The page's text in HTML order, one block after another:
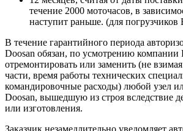
течение 2000 моточасов, в
наступит раньше. (для погрузчиков
В течение гарантийного периода
Doosan обязан, по усмотрению компании
отремонтировать или заменить (не
части, время работы технических
командировочные расходы) любой узел
Doosan, вышедшую из строя вследствие
или изготовления.
Заказчик незамедлительно уведомляет